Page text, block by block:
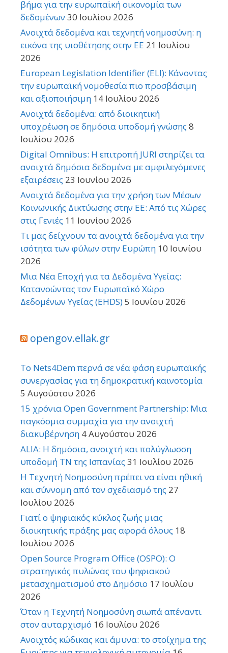
βήμα για την ευρωπαϊκή οικονομία των
δεδομένων 30 Ιουλίου 2026
Ανοιχτά δεδομένα και τεχνητή νοημοσύνη: η
εικόνα της υιοθέτησης στην ΕΕ 21 Ιουλίου
2026
European Legislation Identifier (ELI): Κάνοντας
την ευρωπαϊκή νομοθεσία πιο προσβάσιμη
και αξιοποιήσιμη 14 Ιουλίου 2026
Ανοιχτά δεδομένα: από διοικητική
υποχρέωση σε δημόσια υποδομή γνώσης 8
Ιουλίου 2026
Digital Omnibus: Η επιτροπή JURI στηρίζει τα
ανοιχτά δημόσια δεδομένα με αμφιλεγόμενες
εξαιρέσεις 23 Ιουνίου 2026
Ανοιχτά δεδομένα για την χρήση των Μέσων
Κοινωνικής Δικτύωσης στην ΕΕ: Από τις Χώρες
στις Γενιές 11 Ιουνίου 2026
Τι μας δείχνουν τα ανοιχτά δεδομένα για την
ισότητα των φύλων στην Ευρώπη 10 Ιουνίου
2026
Μια Νέα Εποχή για τα Δεδομένα Υγείας:
Κατανοώντας τον Ευρωπαϊκό Χώρο
Δεδομένων Υγείας (EHDS)5 Ιουνίου 2026
opengov.ellak.gr
Το Nets4Dem περνά σε νέα φάση ευρωπαϊκής
συνεργασίας για τη δημοκρατική καινοτομία
5 Αυγούστου 2026
15 χρόνια Open Government Partnership: Μια
παγκόσμια συμμαχία για την ανοιχτή
διακυβέρνηση 4 Αυγούστου 2026
ALIA: Η δημόσια, ανοιχτή και πολύγλωσση
υποδομή ΤΝ της Ισπανίας 31 Ιουλίου 2026
Η Τεχνητή Νοημοσύνη πρέπει να είναι ηθική
και σύννομη από τον σχεδιασμό της 27
Ιουλίου 2026
Γιατί ο ψηφιακός κύκλος ζωής μιας
διοικητικής πράξης μας αφορά όλους 18
Ιουλίου 2026
Open Source Program Office (OSPO): Ο
στρατηγικός πυλώνας του ψηφιακού
μετασχηματισμού στο Δημόσιο 17 Ιουλίου
2026
Όταν η Τεχνητή Νοημοσύνη σιωπά απέναντι
στον αυταρχισμό 16 Ιουλίου 2026
Ανοιχτός κώδικας και άμυνα: το στοίχημα της